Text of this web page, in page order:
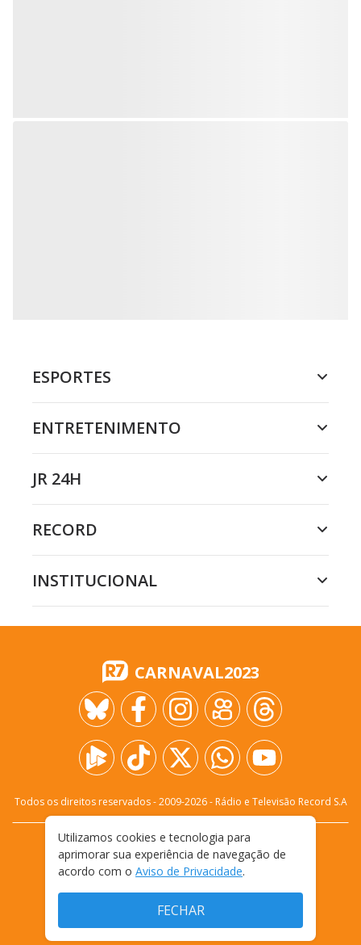
ESPORTES
ENTRETENIMENTO
JR 24H
RECORD
INSTITUCIONAL
CARNAVAL2023
Todos os direitos reservados - 2009-2026- Rádio e Televisão Record S.A
FALE CONOSCO
PRIVACIDADE
TERMOS E CONDIÇÕES DE USO
Utilizamos cookies e tecnologia para
aprimorar sua experiência de navegação de
acordo com o Aviso de Privacidade.
FECHAR